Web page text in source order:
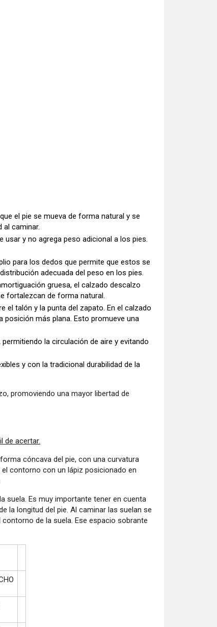
el pie se mueva de forma natural y se
al caminar.
y no agrega peso adicional a los pies.
para los dedos que permite que estos se
adecuada del peso en los pies.
gruesa, el calzado descalzo
fortalezcan de forma natural.
el talón y la punta del zapato. En el calzado
posición más plana. Esto promueve una
la circulación de aire y evitando
y con la tradicional durabilidad de la
promoviendo una mayor libertad de
de acertar.
cóncava del pie, con una curvatura
contorno con un lápiz posicionado en
suela. Es muy importante tener en cuenta
la longitud del pie. Al caminar las suelan se
de la suela. Ese espacio sobrante